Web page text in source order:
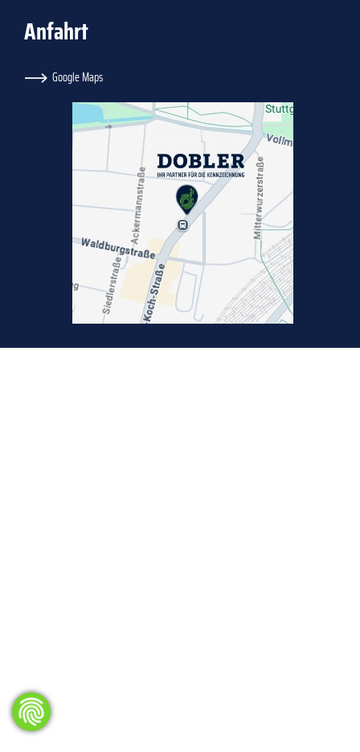
Anfahrt
Google Maps